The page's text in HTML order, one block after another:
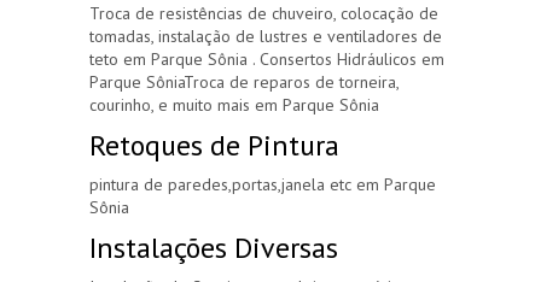
Troca de resistências de chuveiro, colocação de
tomadas, instalação de lustres e ventiladores de
teto em Parque Sônia . Consertos Hidráulicos em
Parque SôniaTroca de reparos de torneira,
courinho, e muito mais em Parque Sônia
Retoques de Pintura
pintura de paredes,portas,janela etc em Parque
Sônia
Instalações Diversas